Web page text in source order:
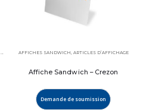
PRODUITS VEDETTES
AFFICHES SANDWICH, ARTICLES D’AFFICHAGE
Affiche Sandwich – Crezon
Demande de soumission